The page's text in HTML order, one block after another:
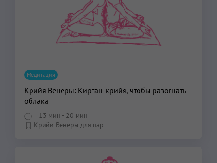
Медитация
Крийя Венеры: Киртан-крийя, чтобы разогнать
облака
13 мин - 20 мин
Крийи Венеры для пар